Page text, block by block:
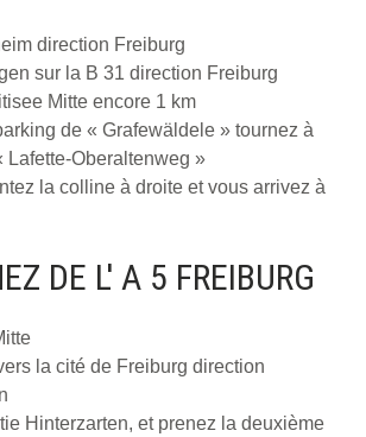
direction Freiburg
sur la B 31 direction Freiburg
Mitte encore 1 km
de « Grafewäldele » tournez à
Lafette-Oberaltenweg »
la colline à droite et vous arrivez à
DE L' A 5 FREIBURG
la cité de Freiburg direction
Hinterzarten, et prenez la deuxième